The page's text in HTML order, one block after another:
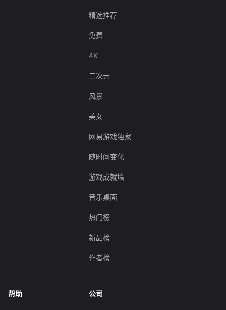
精选推荐
免费
4K
二次元
风景
美女
网易游戏独家
随时间变化
游戏成就墙
音乐桌面
热门榜
新品榜
作者榜
帮助 公司